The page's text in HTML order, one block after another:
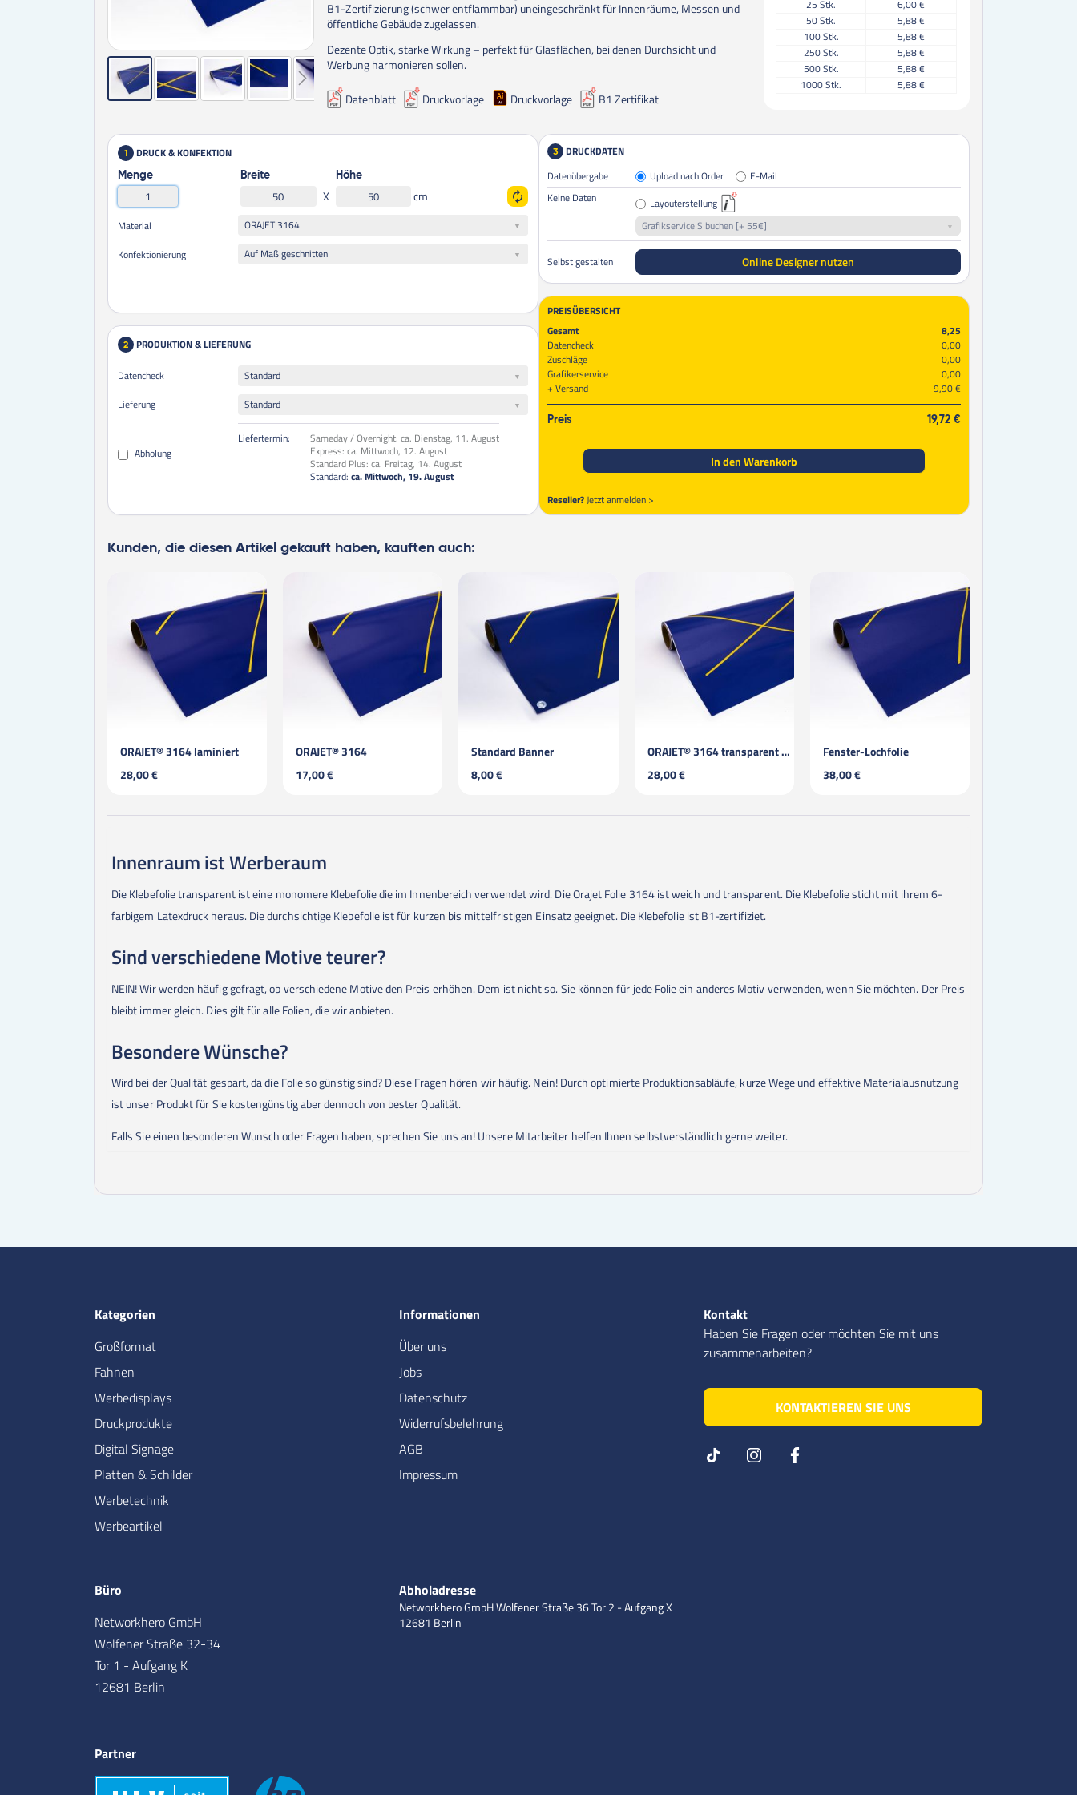
B1-Zertifizierung (schwer entflammbar) uneingeschränkt für Innenräume, Messen und
öffentliche Gebäude zugelassen.
Dezente Optik, starke Wirkung – perfekt für Glasflächen, bei denen Durchsicht und
Werbung harmonieren sollen.
25 Stk.
6,00 €
50Stk.
5,88 €
100Stk.
5,88 €
250Stk.
5,88 €
500Stk.
5,88 €
1000Stk. 5,88 €
Datenblatt Druckvorlage Druckvorlage B1 Zertifikat
1 DRUCK & KONFEKTION
Menge Breite
X
Höhe
cm
Material
ORAJET 3164
Konfektionierung
Auf Maß geschnitten
2 PRODUKTION & LIEFERUNG
Datencheck
Standard
Lieferung
Standard
Abholung
Liefertermin: Sameday / Overnight: ca. Dienstag, 11. August
Express: ca. Mittwoch, 12. August
Standard Plus: ca. Freitag, 14. August
Standard: ca. Mittwoch, 19. August
3
DRUCKDATEN
Datenübergabe
Upload nach Order
E-Mail
Keine Daten
Layouterstellung
Grafikservice S buchen [+ 55€]
Selbst gestalten Online Designer nutzen
PREISÜBERSICHT
Gesamt
8,25
Datencheck
0,00
Zuschläge
0,00
Grafikerservice
0,00
Versand
9,90 €
Preis 19,72 €
In den Warenkorb
Reseller?Jetzt anmelden >
Kunden, die diesen Artikel gekauft haben, kauften auch:
ORAJET® 3164 laminiert
28,00 €
ORAJET® 3164
17,00 €
Standard Banner
8,00 €
ORAJET® 3164 transparent / laminiert
28,00 €
Fenster-Lochfolie
38,00 €
Innenraum ist Werberaum
Die Klebefolie transparent ist eine monomere Klebefolie die im Innenbereich verwendet wird. Die Orajet Folie 3164 ist weich und transparent. Die Klebefolie sticht mit ihrem 6-
farbigem Latexdruck heraus. Die durchsichtige Klebefolie ist für kurzen bis mittelfristigen Einsatz geeignet. Die Klebefolie ist B1-zertifiziet.
Sind verschiedene Motive teurer?
NEIN! Wir werden häufig gefragt, ob verschiedene Motive den Preis erhöhen. Dem ist nicht so. Sie können für jede Folie ein anderes Motiv verwenden, wenn Sie möchten. Der Preis
bleibt immer gleich. Dies gilt für alle Folien, die wir anbieten.
Besondere Wünsche?
Wird bei der Qualität gespart, da die Folie so günstig sind? Diese Fragen hören wir häufig. Nein! Durch optimierte Produktionsabläufe, kurze Wege und effektive Materialausnutzung
ist unser Produkt für Sie kostengünstig aber dennoch von bester Qualität.
Falls Sie einen besonderen Wunsch oder Fragen haben, sprechen Sie uns an! Unsere Mitarbeiter helfen Ihnen selbstverständlich gerne weiter.
Kontakt
Haben Sie Fragen oder möchten Sie mit uns
zusammenarbeiten?
KONTAKTIEREN SIE UNS
Kategorien
Großformat
Fahnen
Werbedisplays
Druckprodukte
Digital Signage
Platten & Schilder
Werbetechnik
Werbeartikel
Informationen
Über uns
Jobs
Datenschutz
Widerrufsbelehrung
AGB
Impressum
Büro
Networkhero GmbH
Wolfener Straße 32-34
Tor 1 - Aufgang K
12681 Berlin
Abholadresse
Networkhero GmbHWolfener Straße 36Tor 2 - Aufgang X
12681 Berlin
Partner